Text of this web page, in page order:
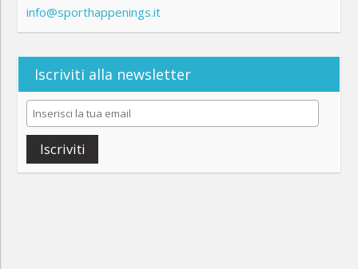
info@sporthappenings.it
Iscriviti alla newsletter
Iscriviti